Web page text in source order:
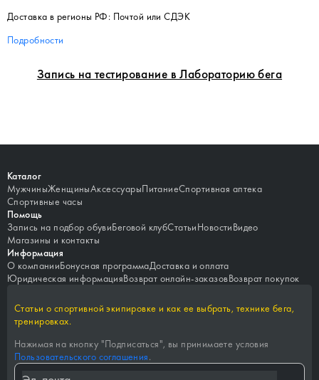
Запись на тестирование в Лабораторию бега
Доставка в регионы РФ: Почтой или СДЭК
Подробности
Каталог
МужчиныЖенщиныАксессуарыПитаниеСпортивная аптека
Спортивные часы
Помощь
Запись на подбор обувиБеговой клубСтатьиНовостиВидео
Магазины и контакты
Информация
О компанииБонусная программаДоставка и оплата
Юридическая информацияВозврат онлайн-заказовВозврат покупок
Статьи о спортивной экипировке и как ее выбрать, технике бега,
тренировках.
Нажимая на кнопку "Подписаться", вы принимаете условия
Пользовательского соглашения.